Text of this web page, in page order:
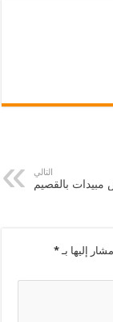
التالي
بالقصيم
إليها بـ*